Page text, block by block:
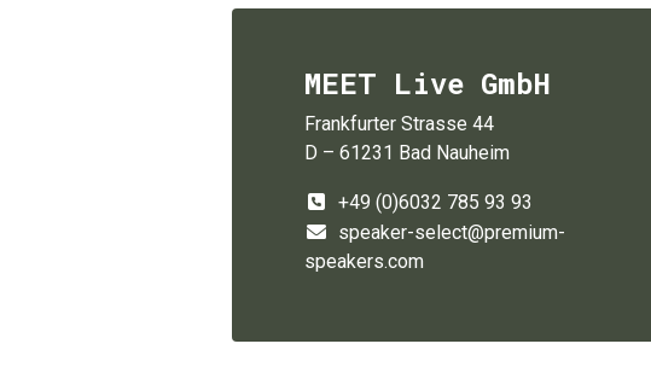
MEET Live GmbH
Frankfurter Strasse 44
D – 61231 Bad Nauheim
+49 (0)6032 785 93 93
speaker-select@premium-
speakers.com